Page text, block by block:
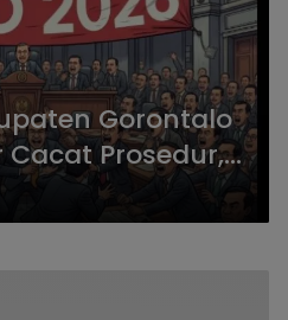
Gorontalo
Prosedur,
Kena